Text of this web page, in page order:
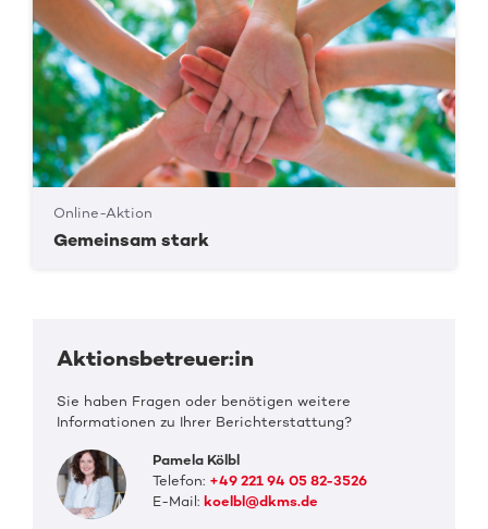
Online-Aktion
Gemeinsam stark
Aktionsbetreuer:in
Sie haben Fragen oder benötigen weitere
Informationen zu Ihrer Berichterstattung?
Pamela Kölbl
Telefon: +49 221 94 05 82-3526
E-Mail:koelbl@dkms.de